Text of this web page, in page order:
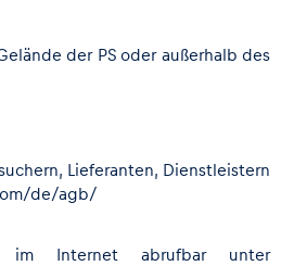
der PS oder außerhalb des
Lieferanten, Dienstleistern
de/agb/
im Internet abrufbar unter